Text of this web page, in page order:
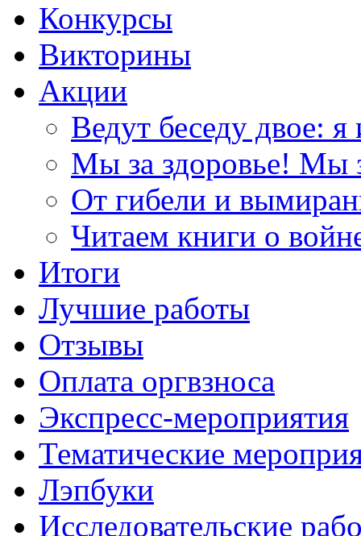
Конкурсы
Викторины
Акции
Ведут беседу двое: я
Мы за здоровье! Мы
От гибели и
Читаем книги о
Итоги
Лучшие работы
Отзывы
Оплата оргвзноса
Экспресс-мероприятия
Тематические
Лэпбуки
Исследовательские